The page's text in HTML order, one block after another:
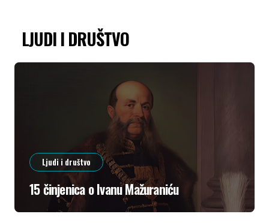
LJUDI I DRUŠTVO
Ljudi i društvo
15 činjenica o Ivanu Mažuraniću